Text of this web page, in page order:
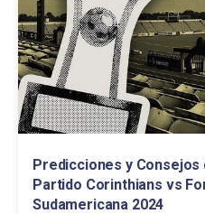
Predicciones y Consejos
Partido Corinthians vs
Sudamericana 2024